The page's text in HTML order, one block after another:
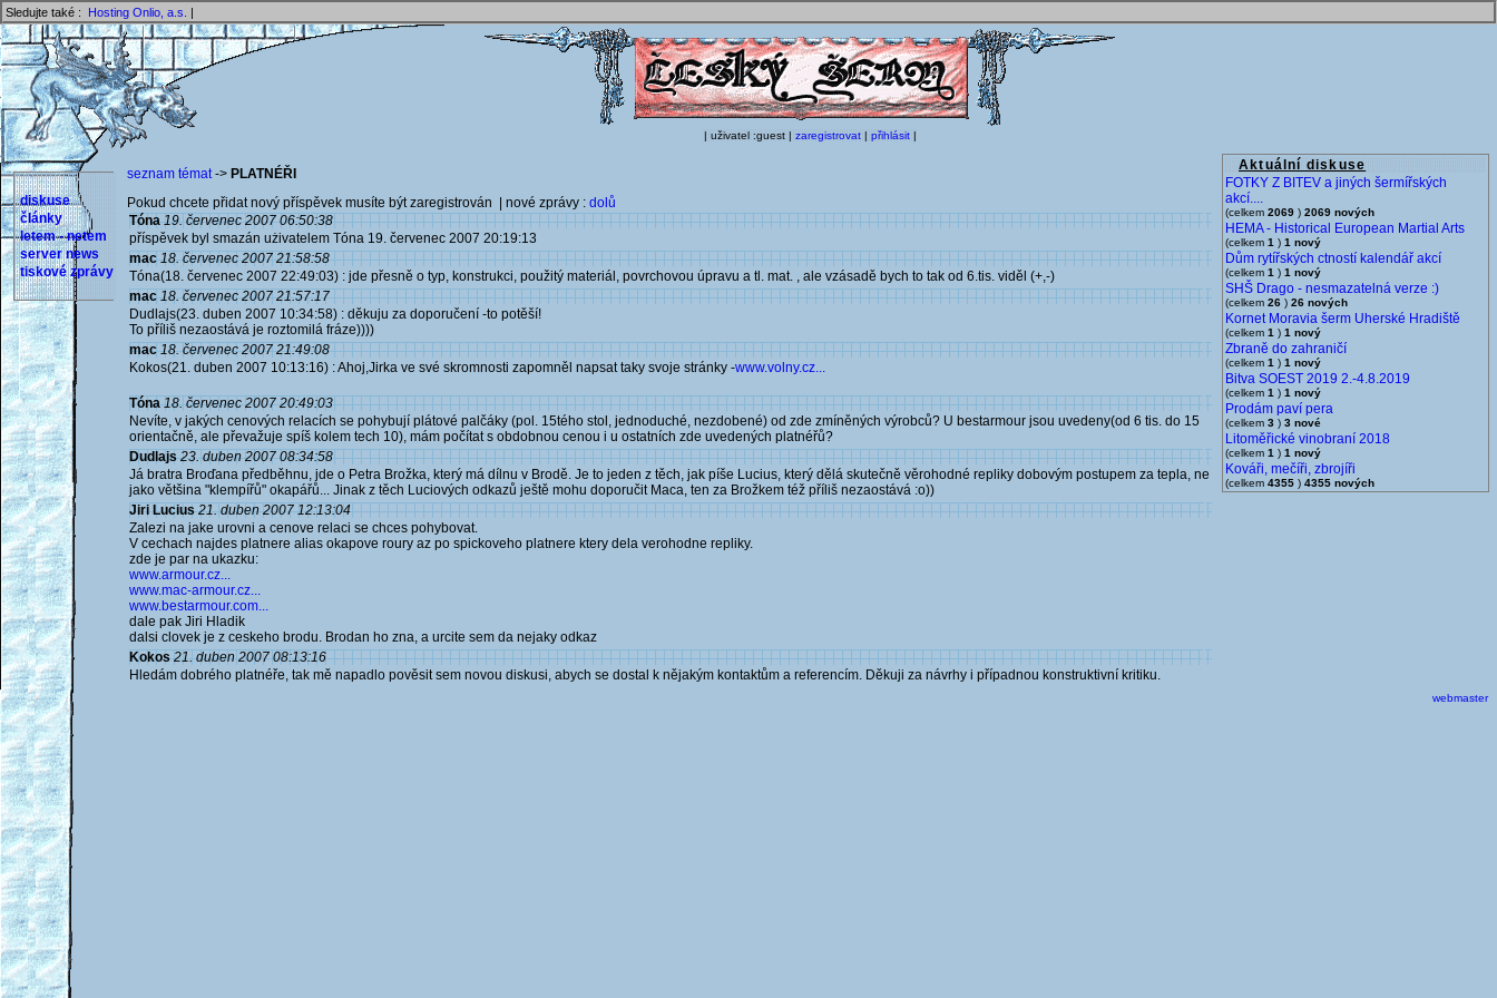
Sledujte také : Hosting Onlio, a.s. |
| uživatel :guest | zaregistrovat | přihlásit |
Aktuální diskuse
FOTKY Z BITEV a jiných šermířských
akcí....
(celkem 2069 ) 2069 nových
HEMA - Historical European Martial Arts
(celkem 1 ) 1 nový
Dům rytířských ctností kalendář akcí
(celkem 1 ) 1 nový
SHŠ Drago - nesmazatelná verze :)
(celkem 26 ) 26 nových
Kornet Moravia šerm Uherské Hradiště
(celkem 1 ) 1 nový
Zbraně do zahraničí
(celkem 1 ) 1 nový
Bitva SOEST 2019 2.-4.8.2019
(celkem 1 ) 1 nový
Prodám paví pera
(celkem 3 ) 3 nové
Litoměřické vinobraní 2018
(celkem 1 ) 1 nový
Kováři, mečíři, zbrojíři
(celkem 4355 ) 4355 nových
diskuse
články
letem - netem
server news
tiskové zprávy
seznam témat-> PLATNÉŘI
Pokud chcete přidat nový příspěvek musíte být zaregistrován | nové zprávy : dolů
Tóna 19. červenec 2007 06:50:38
příspěvek byl smazán użivatelem Tóna 19. červenec 2007 20:19:13
mac 18. červenec 2007 21:58:58
Tóna(18. červenec 2007 22:49:03) : jde přesně o typ, konstrukci, použitý materiál, povrchovou úpravu a tl. mat. , ale vzásadě bych to tak od 6.tis. viděl (+,-)
mac 18. červenec 2007 21:57:17
Dudlajs(23. duben 2007 10:34:58) : děkuju za doporučení -to potěší!
To příliš nezaostává je roztomilá fráze))))
mac 18. červenec 2007 21:49:08
Kokos(21. duben 2007 10:13:16) : Ahoj,Jirka ve své skromnosti zapomněl napsat taky svoje stránky -www.volny.cz...
Tóna 18. červenec 2007 20:49:03
Nevíte, v jakých cenových relacích se pohybují plátové palčáky (pol. 15tého stol, jednoduché, nezdobené) od zde zmíněných výrobců? U bestarmour jsou uvedeny(od 6 tis. do 15
orientačně, ale převažuje spíš kolem tech 10), mám počítat s obdobnou cenou i u ostatních zde uvedených platnéřů?
Dudlajs 23. duben 2007 08:34:58
Já bratra Broďana předběhnu, jde o Petra Brožka, který má dílnu v Brodě. Je to jeden z těch, jak píše Lucius, který dělá skutečně věrohodné repliky dobovým postupem za tepla, ne
jako většina "klempířů" okapářů... Jinak z těch Luciových odkazů ještě mohu doporučit Maca, ten za Brožkem též příliš nezaostává :o))
Jiri Lucius 21. duben 2007 12:13:04
Zalezi na jake urovni a cenove relaci se chces pohybovat.
V cechach najdes platnere alias okapove roury az po spickoveho platnere ktery dela verohodne repliky.
zde je par na ukazku:
www.armour.cz...
www.mac-armour.cz...
www.bestarmour.com...
dale pak Jiri Hladik
dalsi clovek je z ceskeho brodu. Brodan ho zna, a urcite sem da nejaky odkaz
Kokos 21. duben 2007 08:13:16
Hledám dobrého platnéře, tak mě napadlo pověsit sem novou diskusi, abych se dostal k nějakým kontaktům a referencím. Děkuji za návrhy i případnou konstruktivní kritiku.
webmaster